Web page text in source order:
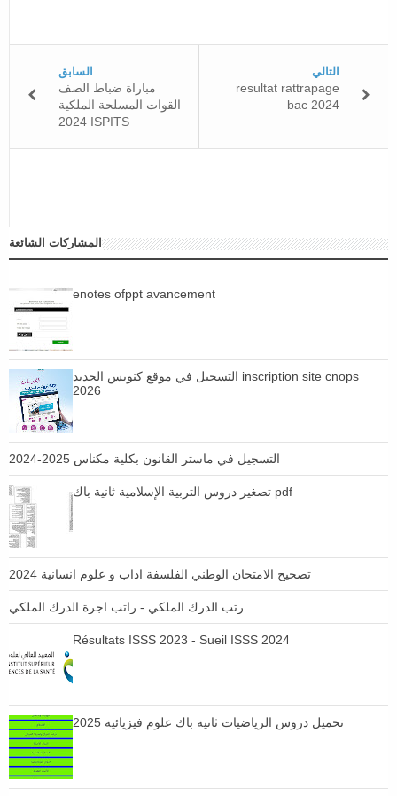
التالي
resultat rattrapage
bac 2024
السابق
مباراة ضباط الصف
القوات المسلحة الملكية
2024 ISPITS
المشاركات الشائعة
enotes ofppt avancement
التسجيل في موقع كنوبس الجديد inscription site cnops
2026
التسجيل في ماستر القانون بكلية مكناس 2025-2024
تصغير دروس التربية الإسلامية ثانية باك pdf
تصحيح الامتحان الوطني الفلسفة اداب و علوم انسانية 2024
رتب الدرك الملكي - راتب اجرة الدرك الملكي
Résultats ISSS 2023 - Sueil ISSS 2024
تحميل دروس الرياضيات ثانية باك علوم فيزيائية 2025